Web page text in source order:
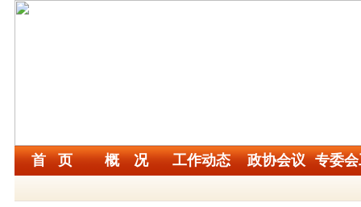
首 页 概 况 工作动态 政协会议 专委